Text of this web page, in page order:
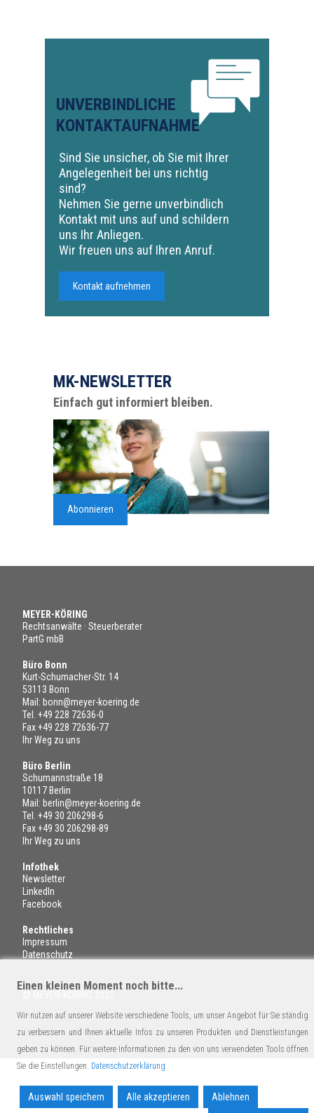
UNVERBINDLICHE
KONTAKTAUFNAHME
Sind Sie unsicher, ob Sie mit Ihrer
Angelegenheit bei uns richtig
sind?
Nehmen Sie gerne unverbindlich
Kontakt mit uns auf und schildern
uns Ihr Anliegen.
Wir freuen uns auf Ihren Anruf.
Kontakt aufnehmen
MK-NEWSLETTER
Einfach gut informiert bleiben.
Abonnieren
MEYER-KÖRING
Rechtsanwälte · Steuerberater
PartG mbB
Büro Bonn
Kurt-Schumacher-Str. 14
53113 Bonn
Mail: bonn@meyer-koering.de
Tel. +49 228 72636-0
Fax +49 228 72636-77
Ihr Weg zu uns
Büro Berlin
Schumannstraße 18
10117 Berlin
Mail: berlin@meyer-koering.de
Tel. +49 30 206298-6
Fax +49 30 206298-89
Ihr Weg zu uns
Infothek
Newsletter
LinkedIn
Facebook
Rechtliches
Impressum
Datenschutz
Einen kleinen Moment noch bitte...
Wir nutzen auf unserer Website verschiedene Tools, um unser Angebot für Sie ständig
zu verbessern und Ihnen aktuelle Infos zu unseren Produkten und Dienstleistungen
geben zu können. Für weitere Informationen zu den von uns verwendeten Tools öffnen
Sie die Einstellungen. Datenschutzerklärung
Auswahl speichern Alle akzeptieren Ablehnen